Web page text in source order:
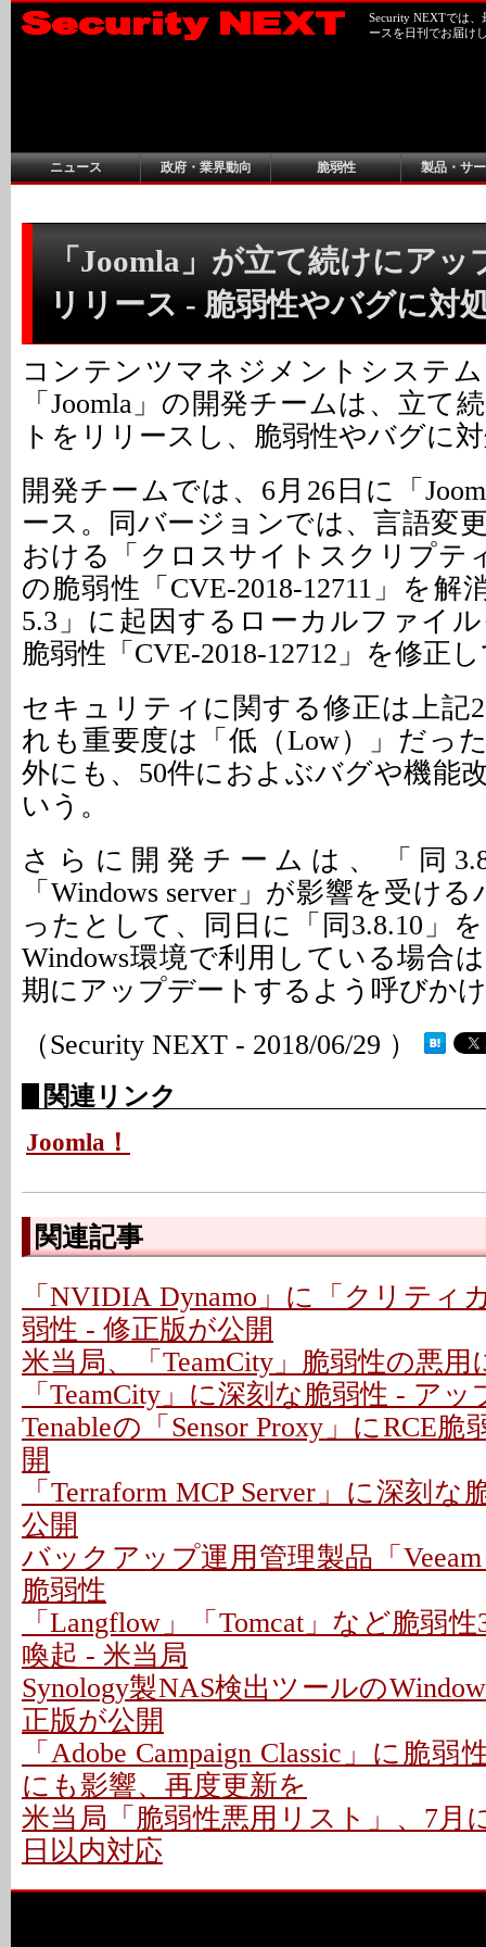
Security NEXTでは
ースを日刊でお届け
ニュース 政府・業界動向 脆弱性 製品・サ
「Joomla」が立て続けにア
リリース - 脆弱性やバグに対
コンテンツマネジメントシステ
「Joomla」の開発チームは、立て
トをリリースし、脆弱性やバグに
開発チームでは、6月26日に「
ース。同バージョンでは、言語変
おける「クロスサイトスクリプテ
の脆弱性「CVE-2018-12711」を解
5.3」に起因するローカルファイ
脆弱性「CVE-2018-12712」を修正
セキュリティに関する修正は上記
れも重要度は「低（Low）」だっ
外にも、50件におよぶバグや機能
いう。
さらに開発チームは、「同
「Windows server」が影響を受け
ったとして、同日に「同3.8.10」
Windows環境で利用している場合
期にアップデートするよう呼びか
（Security NEXT - 2018/06/29 ）
関連リンク
Joomla！
関連記事
「NVIDIA Dynamo」に「クリティ
弱性 - 修正版が公開
米当局、「TeamCity」脆弱性の悪用
「TeamCity」に深刻な脆弱性 - ア
Tenableの「Sensor Proxy」にRCE
開
「Terraform MCP Server」に深刻
公開
バックアップ運用管理製品「
脆弱性
「Langflow」「Tomcat」など脆弱
喚起 - 米当局
Synology製NAS検出ツールの
正版が公開
「Adobe Campaign Classic」に脆
にも影響、再度更新を
米当局「脆弱性悪用リスト」、7月
日以内対応